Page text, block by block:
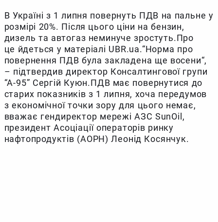
В Україні з 1 липня повернуть ПДВ на пальне у
розмірі 20%. Після цього ціни на бензин,
дизель та автогаз неминуче зростуть.Про
це йдеться у матеріалі UBR.ua.“Норма про
повернення ПДВ була закладена ще восени“,
– підтвердив директор Консалтингової групи
“А-95” Сергій Куюн.ПДВ має повернутися до
старих показників з 1 липня, хоча передумов
з економічної точки зору для цього немає,
вважає гендиректор мережі АЗС SunOil,
президент Асоціації операторів ринку
нафтопродуктів (АОРН) Леонід Косянчук.